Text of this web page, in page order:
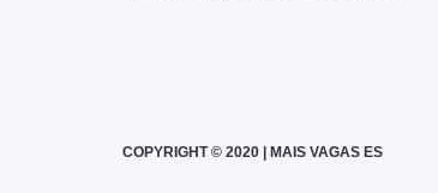
COPYRIGHT © 2020 | MAIS VAGAS ES